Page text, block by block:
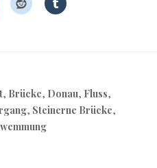
, Brücke, Donau, Fluss,
, Steinerne Brücke,